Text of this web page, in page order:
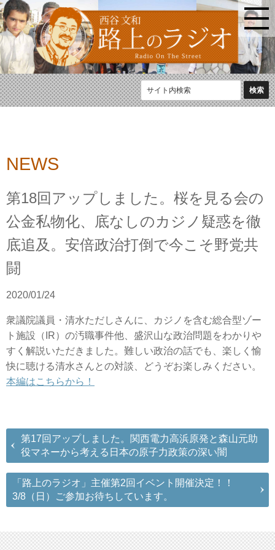
NEWS
第18回アップしました。桜を見る会の
公金私物化、底なしのカジノ疑惑を徹
底追及。安倍政治打倒で今こそ野党共
闘
2020/01/24
衆議院議員・清水ただしさんに、カジノを含む総合型ゾー
ト施設（IR）の汚職事件他、盛沢山な政治問題をわかりや
すく解説いただきました。難しい政治の話でも、楽しく愉
快に聴ける清水さんとの対談、どうぞお楽しみください。
本編はこちらから！
第17回アップしました。関西電力高浜原発と森山元助
役マネーから考える日本の原子力政策の深い闇
「路上のラジオ」主催第2回イベント開催決定！！
3/8（日）ご参加お待ちしています。